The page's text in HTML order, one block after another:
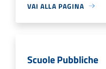
VAI ALLA PAGINA
Scuole Pubbliche